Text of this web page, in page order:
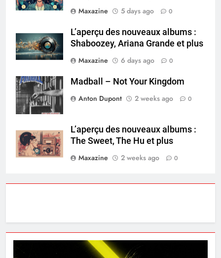
Maxazine
5 days ago 0
L’aperçu des nouveaux albums :
Shaboozey, Ariana Grande et plus
Maxazine
6 days ago 0
Madball – Not Your Kingdom
Anton Dupont
2 weeks ago 0
L’aperçu des nouveaux albums :
The Sweet, The Hu et plus
Maxazine
2 weeks ago 0